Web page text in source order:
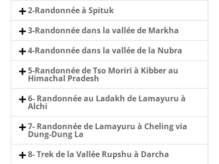
2-Randonnée à Spituk
3-Randonnée dans la vallée de Markha
4-Randonnée dans la vallée de la Nubra
5-Randonnée de Tso Moriri à Kibber au
Himachal Pradesh
6- Randonnée au Ladakh de Lamayuru à
Alchi
7- Randonnée de Lamayuru à Cheling via
Dung-Dung La
8- Trek de la Vallée Rupshu à Darcha